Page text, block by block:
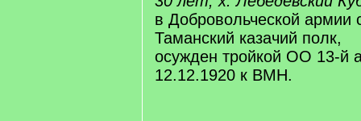
в Добровольческой армии
Таманский казачий полк,
осужден тройкой ОО 13-й
12.12.1920 к ВМН.